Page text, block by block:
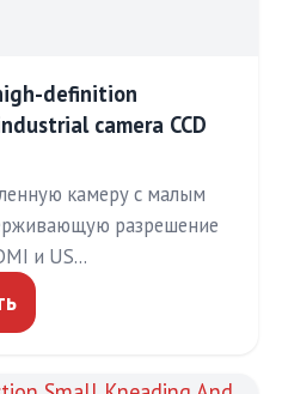
definition
camera CCD
камеру с малым
разрешение
и US…